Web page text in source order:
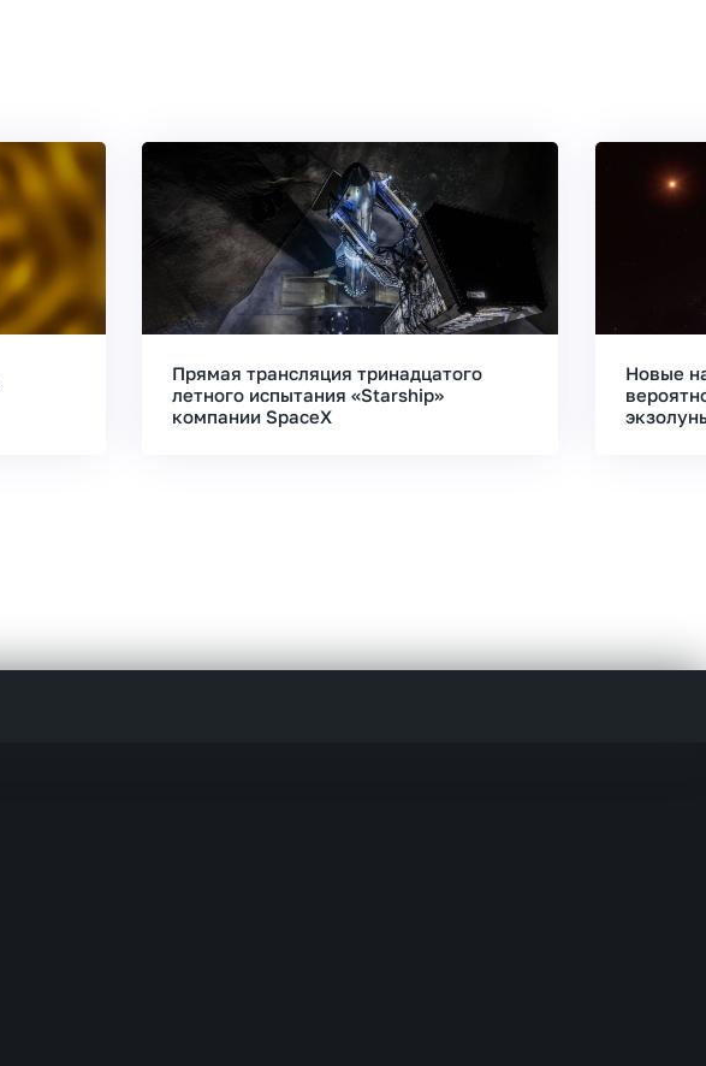
Прямая трансляция тринадцатого
летного испытания «Starship»
компании SpaceX
Новые